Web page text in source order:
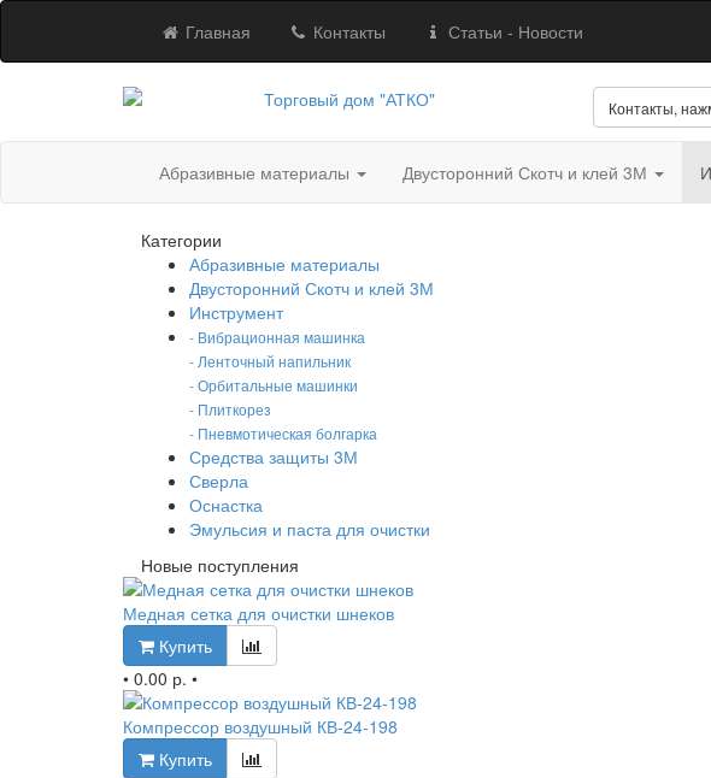
Главная Контакты Статьи - Новости
Контакты,
Абразивные материалы Двусторонний Скотч и клей 3М
Категории
Абразивные материалы
Двусторонний Скотч и клей 3М
Инструмент
- Вибрационная машинка
- Ленточный напильник
- Орбитальные машинки
- Плиткорез
- Пневмотическая болгарка
Средства защиты 3М
Сверла
Оснастка
Эмульсия и паста для очистки
Новые поступления
Медная сетка для очистки шнеков
Купить
• 0.00 р. •
Компрессор воздушный КВ-24-198
Купить